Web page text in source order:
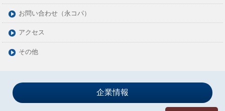
2023年07月
2023年06月
2023年05月
2023年04月
2023年01月
お問い合わせ（永コパ）
アクセス
その他
企業情報